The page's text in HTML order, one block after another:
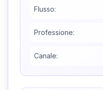
Flusso:
Professione:
Canale: